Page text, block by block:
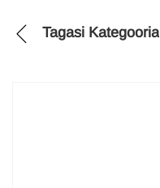
Tagasi Kategooria